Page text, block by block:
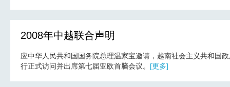
2008年中越联合声明
应中华人民共和国国务院总理温家宝邀请，越南社会主义共和国
行正式访问并出席第七届亚欧首脑会议。 [更多]